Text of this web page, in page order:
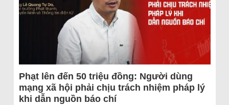
Phạt lên đến 50 triệu đồng: Người dùng
mạng xã hội phải chịu trách nhiệm pháp lý
khi dẫn nguồn báo chí